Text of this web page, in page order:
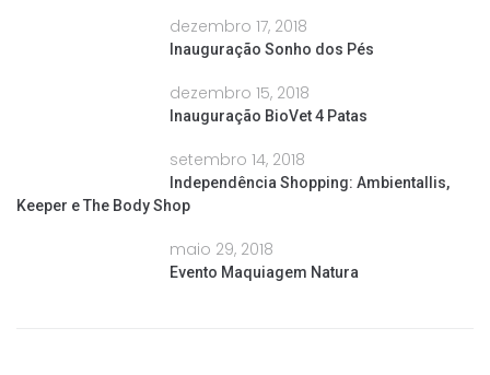
dezembro 17, 2018
Inauguração Sonho dos Pés
dezembro 15, 2018
Inauguração BioVet 4 Patas
setembro 14, 2018
Independência Shopping: Ambientallis,
Keeper e The Body Shop
maio 29, 2018
Evento Maquiagem Natura